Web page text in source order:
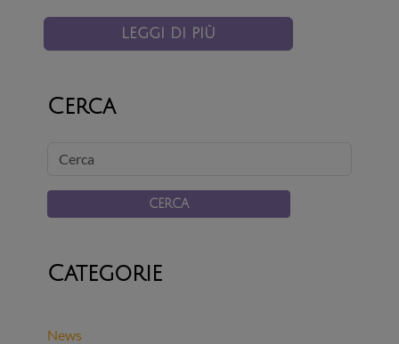
LEGGI DI PIÙ
Cerca
Cerca
CERCA
Categorie
News